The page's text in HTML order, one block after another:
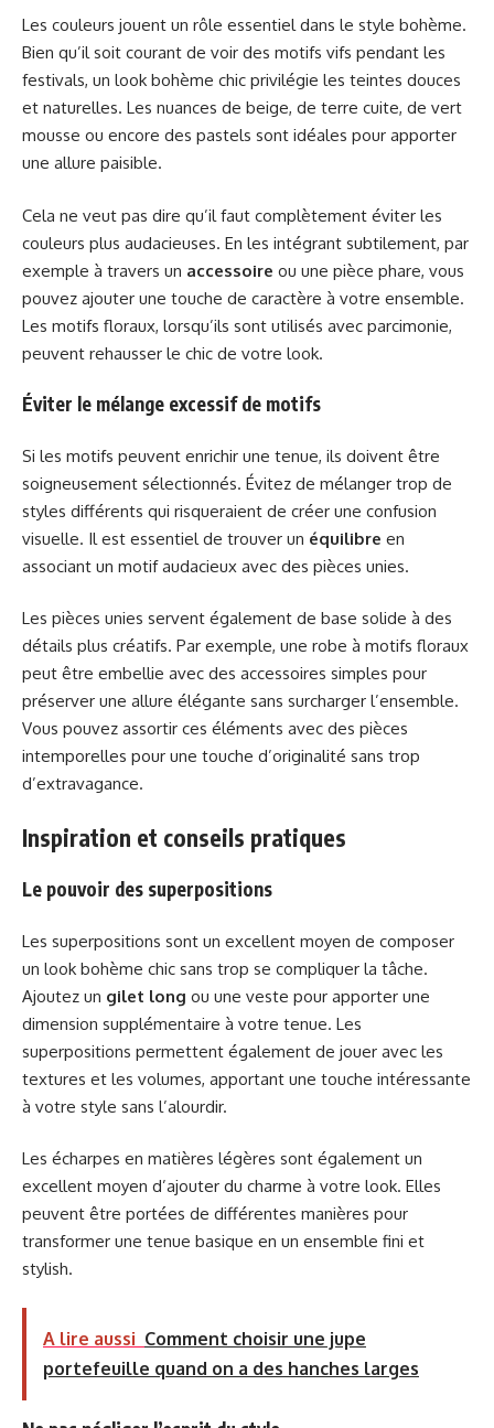
Les couleurs jouent un rôle essentiel dans le style bohème.
Bien qu’il soit courant de voir des motifs vifs pendant les
festivals, un look bohème chic privilégie les teintes douces
et naturelles. Les nuances de beige, de terre cuite, de vert
mousse ou encore des pastels sont idéales pour apporter
une allure paisible.
Cela ne veut pas dire qu’il faut complètement éviter les
couleurs plus audacieuses. En les intégrant subtilement, par
exemple à travers un accessoire ou une pièce phare, vous
pouvez ajouter une touche de caractère à votre ensemble.
Les motifs floraux, lorsqu’ils sont utilisés avec parcimonie,
peuvent rehausser le chic de votre look.
Éviter le mélange excessif de motifs
Si les motifs peuvent enrichir une tenue, ils doivent être
soigneusement sélectionnés. Évitez de mélanger trop de
styles différents qui risqueraient de créer une confusion
visuelle. Il est essentiel de trouver un équilibre en
associant un motif audacieux avec des pièces unies.
Les pièces unies servent également de base solide à des
détails plus créatifs. Par exemple, une robe à motifs floraux
peut être embellie avec des accessoires simples pour
préserver une allure élégante sans surcharger l’ensemble.
Vous pouvez assortir ces éléments avec des pièces
intemporelles pour une touche d’originalité sans trop
d’extravagance.
Inspiration et conseils pratiques
Le pouvoir des superpositions
Les superpositions sont un excellent moyen de composer
un look bohème chic sans trop se compliquer la tâche.
Ajoutez un gilet long ou une veste pour apporter une
dimension supplémentaire à votre tenue. Les
superpositions permettent également de jouer avec les
textures et les volumes, apportant une touche intéressante
à votre style sans l’alourdir.
Les écharpes en matières légères sont également un
excellent moyen d’ajouter du charme à votre look. Elles
peuvent être portées de différentes manières pour
transformer une tenue basique en un ensemble fini et
stylish.
A lire aussi Comment choisir une jupe
portefeuille quand on a des hanches larges